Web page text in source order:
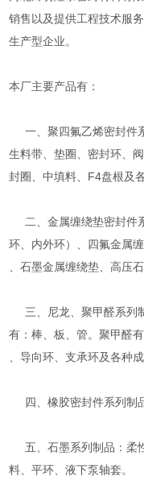
销售以及提供工程技术服
生产型企业。
本厂主要产品有：
一、聚四氟乙烯密封件
生料带、垫圈、密封环、
封圈、中填料、F4盘根及
二、金属缠绕垫密封件
环、内外环）、四氟金属
、石墨金属缠绕垫、高压
三、尼龙、聚甲醛系列
有：棒、板、管。聚甲醛
、导向环、支承环及各种成
四、橡胶密封件系列制
五、石墨系列制品：柔
料、平环、液下泵轴套。